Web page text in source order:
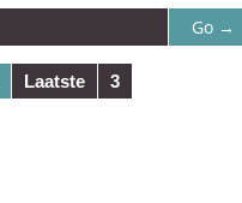
Laatste 3